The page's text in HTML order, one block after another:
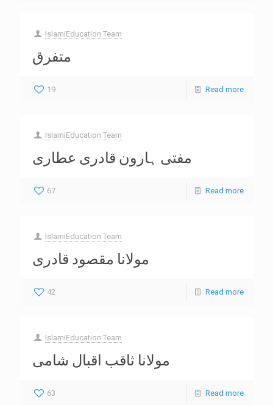
IslamiEducation Team
متفرق
19 Read more
IslamiEducation Team
مفتی ہارون قادری عطاری
67 Read more
IslamiEducation Team
مولانا مقصود قادری
42 Read more
IslamiEducation Team
مولانا ثاقب اقبال شامی
63 Read more